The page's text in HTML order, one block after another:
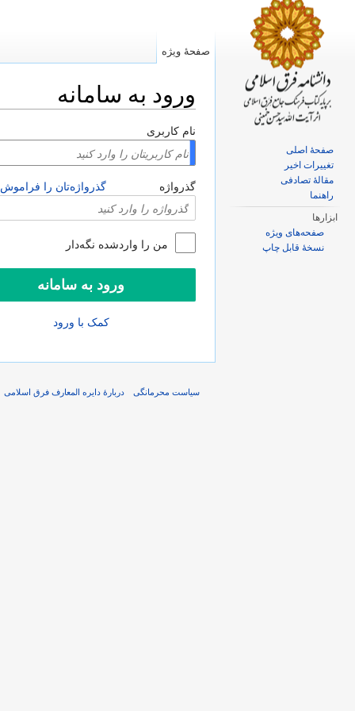
ورود به سامانه
نام کاربری
گذرواژه گذرواژه‌تان را
من را واردشده نگه‌دار
کمک با ورود
صفحهٔ ویژه
صفحهٔ اصلی
تغییرات اخیر
مقالهٔ تصادفی
راهنما
ابزارها
صفحه‌های ویژه
نسخهٔ قابل چاپ
سیاست محرمانگی دربارهٔ دایره المعارف فرق اسلامی